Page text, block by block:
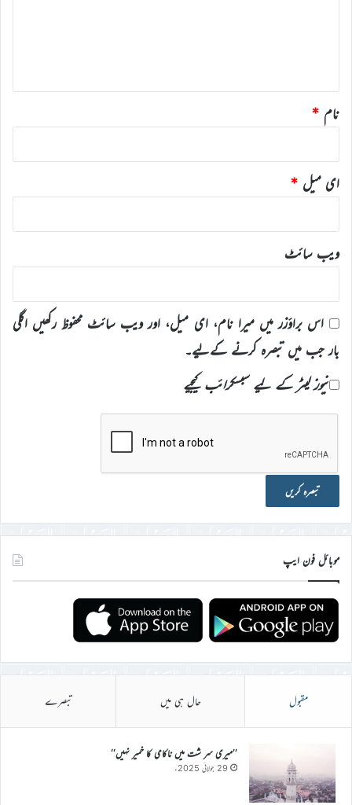
نام *
ای میل *
ویب‌ سائٹ
اس براؤزر میں میرا نام، ای میل، اور ویب سائٹ محفوظ رکھیں اگلی
بار جب میں تبصرہ کرنے کےلیے۔
نیوز لیٹر کے لیے سبسکرائب کیجیے
موبائل فون ایپ
مقبول حال ہی میں تبصرے
’’میری سر شت میں ناکامی کا خمیر نہیں‘‘
29 جولائی 2025ء